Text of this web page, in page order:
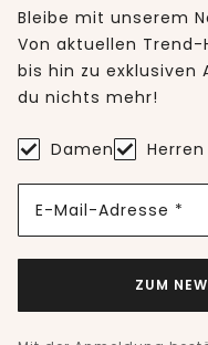
Bleibe mit unserem
Von aktuellen
bis hin zu
du nichts mehr!
Damen Herren
E-Mail-Adresse *
ZUM